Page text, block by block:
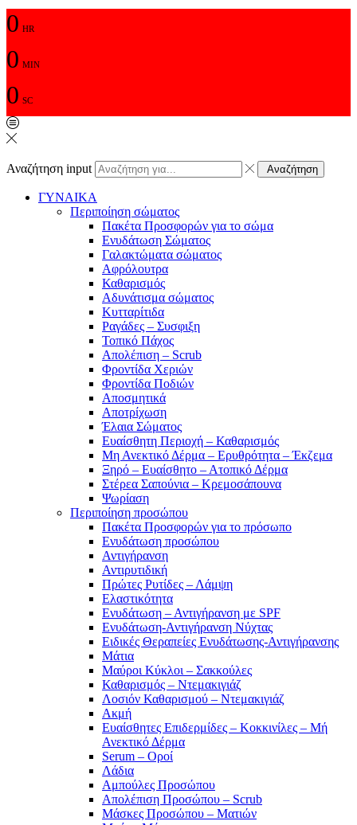
0 HR
0 MIN
0 SC
Αναζήτηση input Αναζήτηση
ΓΥΝΑΙΚΑ
Περιποίηση σώματος
Πακέτα Προσφορών για το σώμα
Ενυδάτωση Σώματος
Γαλακτώματα σώματος
Αφρόλουτρα
Καθαρισμός
Αδυνάτισμα σώματος
Κυτταρίτιδα
Ραγάδες – Συσφιξη
Τοπικό Πάχος
Απολέπιση – Scrub
Φροντίδα Χεριών
Φροντίδα Ποδιών
Αποσμητικά
Αποτρίχωση
Έλαια Σώματος
Ευαίσθητη Περιοχή – Καθαρισμός
Μη Ανεκτικό Δέρμα – Ερυθρότητα – Έκζεμα
Ξηρό – Ευαίσθητο – Ατοπικό Δέρμα
Στέρεα Σαπούνια – Κρεμοσάπουνα
Ψωρίαση
Περιποίηση προσώπου
Πακέτα Προσφορών για το πρόσωπο
Ενυδάτωση προσώπου
Αντιγήρανση
Αντιρυτιδική
Πρώτες Ρυτίδες – Λάμψη
Ελαστικότητα
Ενυδάτωση – Αντιγήρανση με SPF
Ενυδάτωση-Αντιγήρανση Νύχτας
Ειδικές Θεραπείες Ενυδάτωσης-Αντιγήρανσης
Μάτια
Μαύροι Κύκλοι – Σακκούλες
Καθαρισμός – Ντεμακιγιάζ
Λοσιόν Καθαρισμού – Ντεμακιγιάζ
Ακμή
Ευαίσθητες Επιδερμίδες – Κοκκινίλες – Μή
Ανεκτικό Δέρμα
Serum – Οροί
Λάδια
Αμπούλες Προσώπου
Απολέπιση Προσώπου – Scrub
Μάσκες Προσώπου – Ματιών